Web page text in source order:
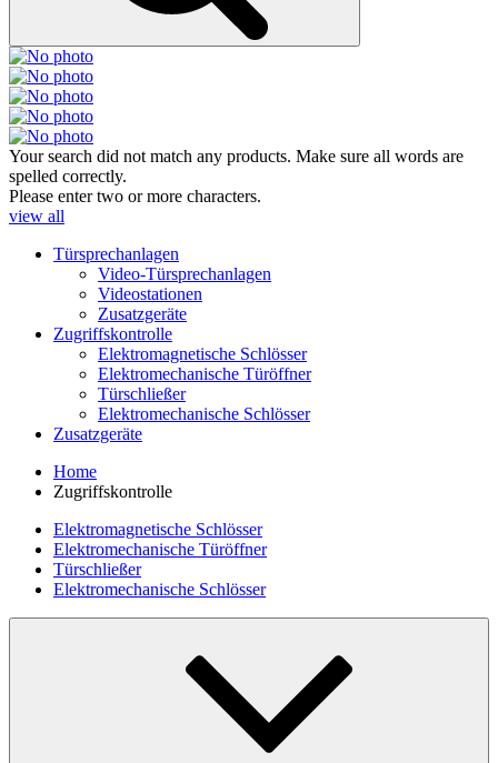
Your search did not match any products. Make sure all words are
spelled correctly.
Please enter two or more characters.
view all
Türsprechanlagen
Video-Türsprechanlagen
Videostationen
Zusatzgeräte
Zugriffskontrolle
Elektromagnetische Schlösser
Elektromechanische Türöffner
Türschließer
Elektromechanische Schlösser
Zusatzgeräte
Home
Zugriffskontrolle
Elektromagnetische Schlösser
Elektromechanische Türöffner
Türschließer
Elektromechanische Schlösser